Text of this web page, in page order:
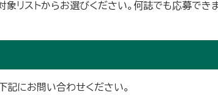
リストからお選びください。何誌でも応募で
記にお問い合わせください。